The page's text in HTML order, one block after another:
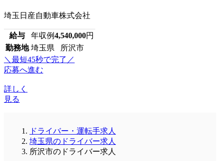
埼玉日産自動車株式会社
給与 年収例4,540,000円
勤務地 埼玉県 所沢市
＼最短45秒で完了／
応募へ進む
詳しく
見る
ドライバー・運転手求人
埼玉県のドライバー求人
所沢市のドライバー求人